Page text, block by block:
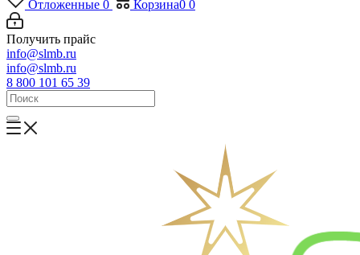
Отложенные 0 Корзина0 0
Получить прайс
info@slmb.ru
info@slmb.ru
8 800 101 65 39